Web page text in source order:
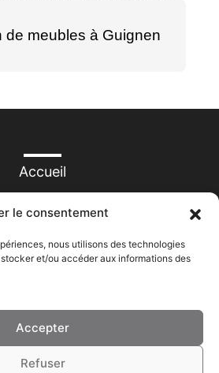
le consentement
nous utilisons des technologies
et/ou accéder aux informations des
Accepter
Refuser
de meubles à Guignen
Accueil
Contact
- HELMBOLD